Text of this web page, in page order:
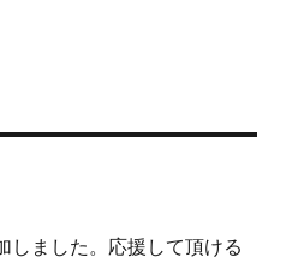
しました。応援して頂ける